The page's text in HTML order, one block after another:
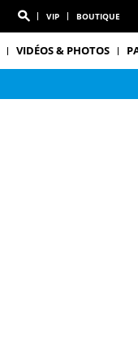
VIP BOUTIQUE
VIDÉOS & PHOTOS